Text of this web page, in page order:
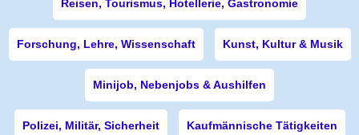
Reisen, Tourismus, Hotellerie, Gastronomie
Forschung, Lehre, Wissenschaft Kunst, Kultur & Musik
Minijob, Nebenjobs & Aushilfen
Polizei, Militär, Sicherheit Kaufmännische Tätigkeiten